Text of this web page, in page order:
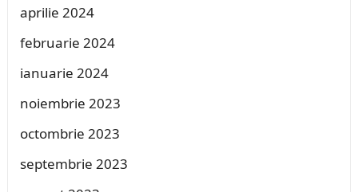
aprilie 2024
februarie 2024
ianuarie 2024
noiembrie 2023
octombrie 2023
septembrie 2023